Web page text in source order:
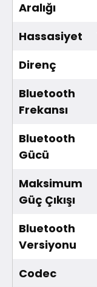
Aralığı
Hassasiyet
Direnç
Bluetooth
Frekansı
Bluetooth
Gücü
Maksimum
Güç Çıkışı
Bluetooth
Versiyonu
Codec